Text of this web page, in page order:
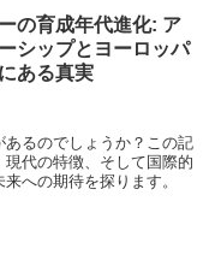
の育成年代進化: ア
シップとヨーロッパ
ある真実
あるのでしょうか？この記
代の特徴、そして国際的
への期待を探ります。